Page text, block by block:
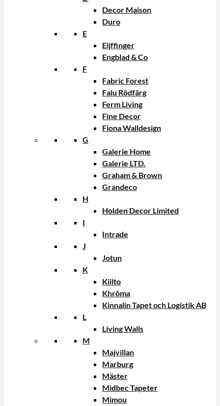
Decor Maison
Duro
E
Eijffinger
Engblad & Co
F
Fabric Forest
Falu Rödfärg
Ferm Living
Fine Decor
Fiona Walldesign
G
Galerie Home
Galerie LTD.
Graham & Brown
Grandeco
H
Holden Decor Limited
I
Intrade
J
Jotun
K
Kiilto
Khrôma
Kinnalin Tapet och Logistik AB
L
Living Walls
M
Majvillan
Marburg
Mäster
Midbec Tapeter
Mimou